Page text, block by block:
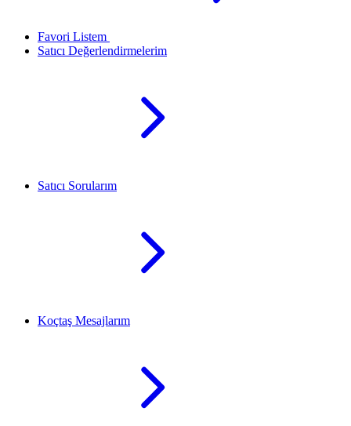
Favori Listem
Satıcı Değerlendirmelerim
Satıcı Sorularım
Koçtaş Mesajlarım